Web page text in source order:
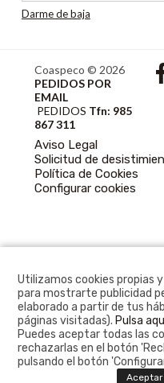
Darme de baja
Coaspeco © 2026
PEDIDOS POR
EMAIL
PEDIDOS Tfn: 985
867 311
Aviso Legal
Solicitud de
Política de Cookies
Configurar cookies
Utilizamos cookies propias
para mostrarte publicidad
elaborado a partir de tus
páginas visitadas). Pulsa
Puedes aceptar todas las
rechazarlas en el botón
pulsando el botón
Aceptar